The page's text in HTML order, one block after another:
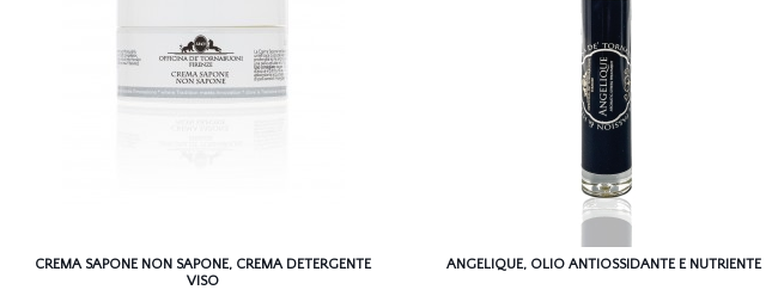
CREMA SAPONE NON SAPONE, CREMA DETERGENTE
VISO
ANGELIQUE, OLIO ANTIOSSIDANTE E NUTRIENTE